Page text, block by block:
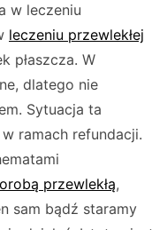
w leczeniu
leczeniu przewlekłej
płaszcza. W
dlatego nie
Sytuacja ta
ramach refundacji.
przewlekłą,
sam bądź staramy